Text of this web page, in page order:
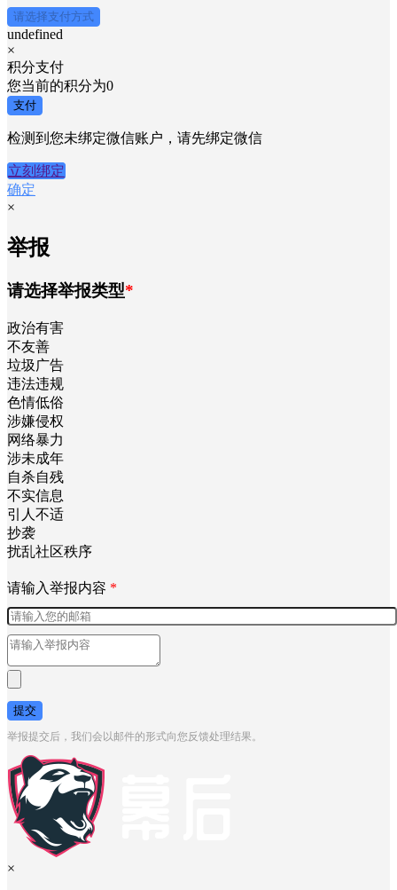
请选择支付方式
undefined
×
积分支付
您当前的积分为0
支付
检测到您未绑定微信账户，请先绑定微信
立刻绑定
确定
×
举报
请选择举报类型*
政治有害
不友善
垃圾广告
违法违规
色情低俗
涉嫌侵权
网络暴力
涉未成年
自杀自残
不实信息
引人不适
抄袭
扰乱社区秩序
请输入举报内容 *
提交
举报提交后，我们会以邮件的形式向您反馈处理结果。
×